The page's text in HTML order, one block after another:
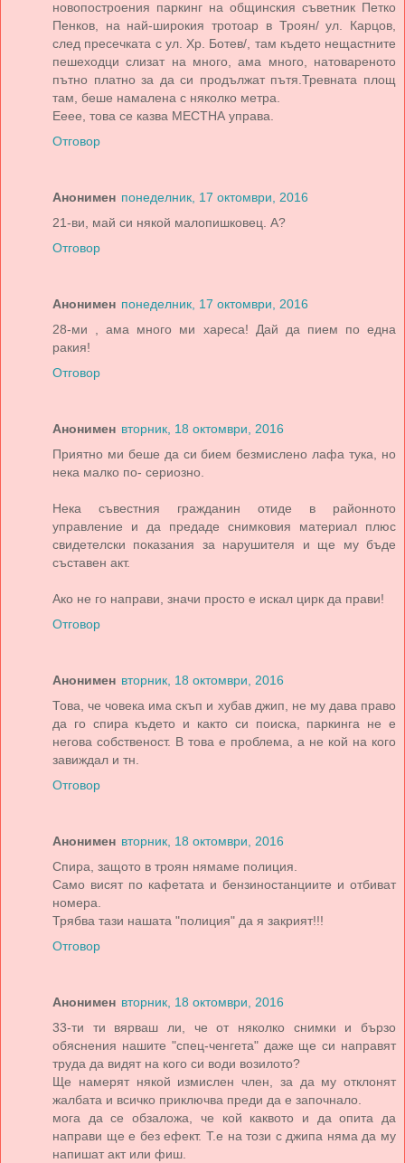
новопостроения паркинг на общинския съветник Петко
Пенков, на най-широкия тротоар в Троян/ ул. Карцов,
след пресечката с ул. Хр. Ботев/, там където нещастните
пешеходци слизат на много, ама много, натовареното
пътно платно за да си продължат пътя.Тревната площ
там, беше намалена с няколко метра.
Ееее, това се казва МЕСТНА управа.
Отговор
Анонимен понеделник, 17 октомври, 2016
21-ви, май си някой малопишковец. А?
Отговор
Анонимен понеделник, 17 октомври, 2016
28-ми , ама много ми хареса! Дай да пием по една
ракия!
Отговор
Анонимен вторник, 18 октомври, 2016
Приятно ми беше да си бием безмислено лафа тука, но
нека малко по- сериозно.
Нека съвестния гражданин отиде в районното
управление и да предаде снимковия материал плюс
свидетелски показания за нарушителя и ще му бъде
съставен акт.
Ако не го направи, значи просто е искал цирк да прави!
Отговор
Анонимен вторник, 18 октомври, 2016
Това, че човека има скъп и хубав джип, не му дава право
да го спира където и както си поиска, паркинга не е
негова собственост. В това е проблема, а не кой на кого
завиждал и тн.
Отговор
Анонимен вторник, 18 октомври, 2016
Спира, защото в троян нямаме полиция.
Само висят по кафетата и бензиностанциите и отбиват
номера.
Трябва тази нашата "полиция" да я закрият!!!
Отговор
Анонимен вторник, 18 октомври, 2016
33-ти ти вярваш ли, че от няколко снимки и бързо
обяснения нашите "спец-ченгета" даже ще си направят
труда да видят на кого си води возилото?
Ще намерят някой измислен член, за да му отклонят
жалбата и всичко приключва преди да е започнало.
мога да се обзаложа, че кой каквото и да опита да
направи ще е без ефект. Т.е на този с джипа няма да му
напишат акт или фиш.